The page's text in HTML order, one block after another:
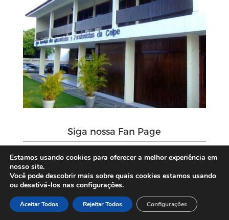
Siga nossa Fan Page
Estamos usando cookies para oferecer a melhor experiência em
nosso site.
Você pode descobrir mais sobre quais cookies estamos usando
ou desativá-los nas configurações.
Aceitar Todos Rejeitar Todos Configurações